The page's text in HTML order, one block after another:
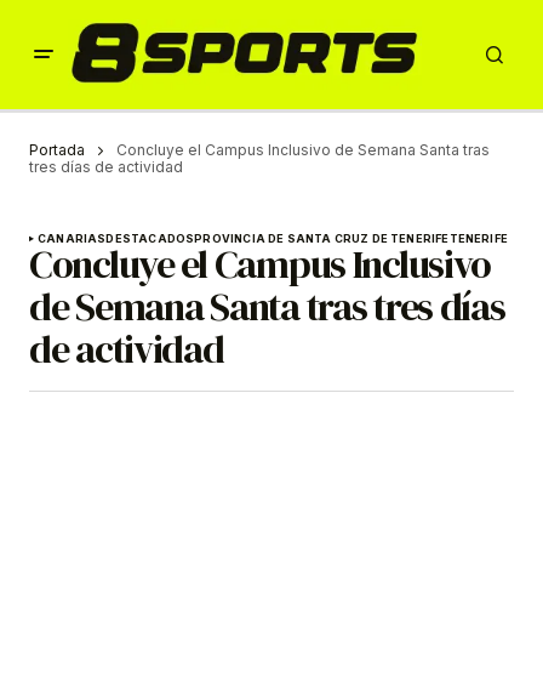
Portada
Concluye el Campus Inclusivo de Semana Santa tras
tres días de actividad
CANARIASDESTACADOSPROVINCIA DE SANTA CRUZ DE TENERIFETENERIFE
Concluye el Campus Inclusivo
de Semana Santa tras tres días
de actividad